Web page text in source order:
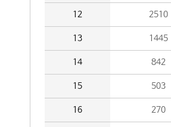
12 2510
13 1445
14 842
15 503
16 270